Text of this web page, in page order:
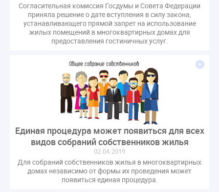
Согласительная комиссия Госдумы и Совета Федерации
приняла решение о дате вступления в силу закона,
устанавливающего прямой запрет на использование
жилых помещений в многоквартирных домах для
предоставления гостиничных услуг.
Единая процедура может появиться для всех
видов собраний собственников жилья
02.04.2019
Для собраний собственников жилья в многоквартирных
домах независимо от формы их проведения может
появиться единая процедура.